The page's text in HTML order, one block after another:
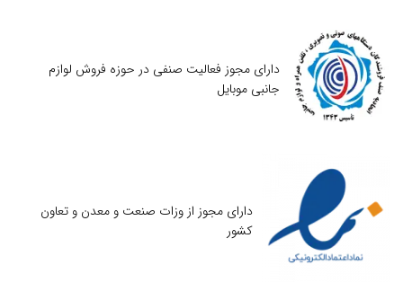
دارای مجوز فعالیت صنفی در حوزه فروش لوازم
جانبی موبایل
دارای مجوز از وزات صنعت و معدن و تعاون
کشور